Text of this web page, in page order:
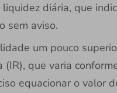
diária, que
sem aviso.
um pouco
que varia
equacionar o valor